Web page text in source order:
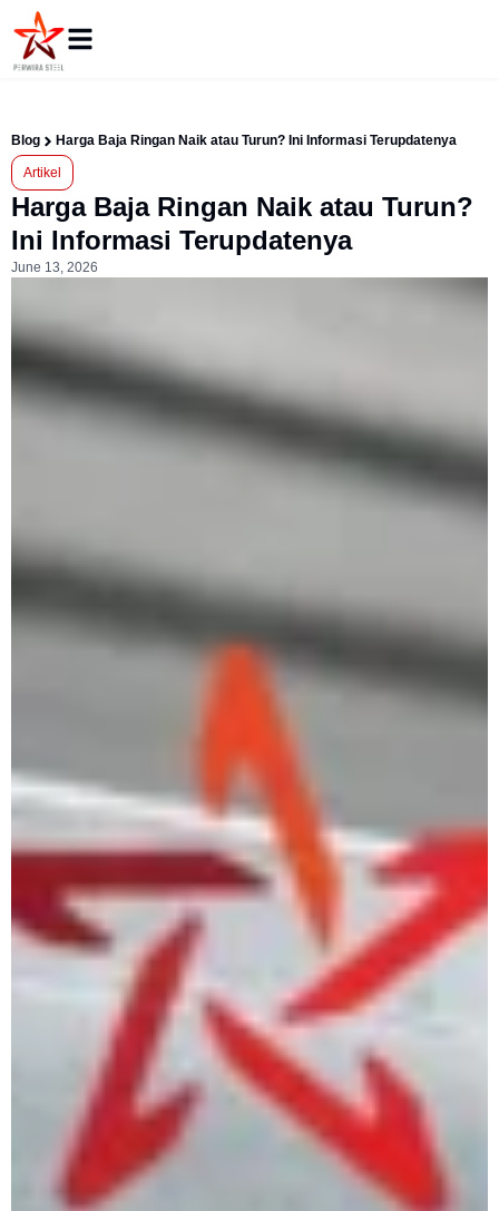
Blog Harga Baja Ringan Naik atau Turun? Ini Informasi Terupdatenya
Artikel
Harga Baja Ringan Naik atau Turun?
Ini Informasi Terupdatenya
June 13, 2026